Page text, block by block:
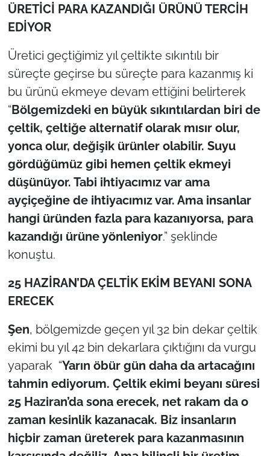
ÜRETİCİ PARA KAZANDIĞI ÜRÜNÜ TERCİH
EDİYOR
Üretici geçtiğimiz yıl çeltikte sıkıntılı bir
süreçte geçirse bu süreçte para kazanmış ki
bu ürünü ekmeye devam ettiğini belirterek
“Bölgemizdeki en büyük sıkıntılardan biri de
çeltik, çeltiğe alternatif olarak mısır olur,
yonca olur, değişik ürünler olabilir. Suyu
gördüğümüz gibi hemen çeltik ekmeyi
düşünüyor. Tabi ihtiyacımız var ama
ayçiçeğine de ihtiyacımız var. Ama insanlar
hangi üründen fazla para kazanıyorsa, para
kazandığı ürüne yönleniyor.” şeklinde
konuştu.
25 HAZİRAN’DA ÇELTİK EKİM BEYANI SONA
ERECEK
Şen, bölgemizde geçen yıl 32 bin dekar çeltik
ekimi bu yıl 42 bin dekarlara çıktığını da vurgu
yaparak “Yarın öbür gün daha da artacağını
tahmin ediyorum. Çeltik ekimi beyanı süresi
25 Haziran’da sona erecek, net rakam da o
zaman kesinlik kazanacak. Biz insanların
hiçbir zaman üreterek para kazanmasının
Flaş Haber
Dış Haberler
Magazin
İş Dünyası
Bilim Teknoloji
English News
Canlı Maç
Finans
Gündem-Eğitim